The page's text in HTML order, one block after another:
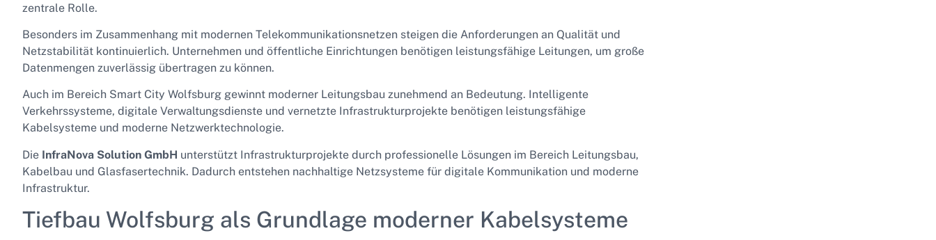
zentrale Rolle.
Besonders im Zusammenhang mit modernen Telekommunikationsnetzen steigen die Anforderungen an Qualität und
Netzstabilität kontinuierlich. Unternehmen und öffentliche Einrichtungen benötigen leistungsfähige Leitungen, um große
Datenmengen zuverlässig übertragen zu können.
Auch im Bereich Smart City Wolfsburg gewinnt moderner Leitungsbau zunehmend an Bedeutung. Intelligente
Verkehrssysteme, digitale Verwaltungsdienste und vernetzte Infrastrukturprojekte benötigen leistungsfähige
Kabelsysteme und moderne Netzwerktechnologie.
Die InfraNova Solution GmbH unterstützt Infrastrukturprojekte durch professionelle Lösungen im Bereich Leitungsbau,
Kabelbau und Glasfasertechnik. Dadurch entstehen nachhaltige Netzsysteme für digitale Kommunikation und moderne
Infrastruktur.
Tiefbau Wolfsburg als Grundlage moderner Kabelsysteme